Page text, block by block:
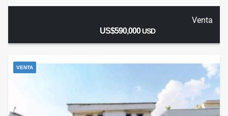
Venta
US$590,000USD
VENTA